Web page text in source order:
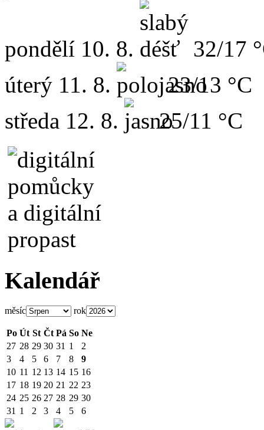
pondělí 10. 8.
32/17
úterý 11. 8.
23/13 °C
středa 12. 8. 25/11 °C
Kalendář
měsíc rok
Po Út St Čt Pá So Ne
27 28 29 30 31 1
2
3
4 5 6 7 8
9
10 11 12 13 14 15 16
17 18 19 20 21 22 23
24 25 26 27 28 29 30
31 1 2 3 4 5 6